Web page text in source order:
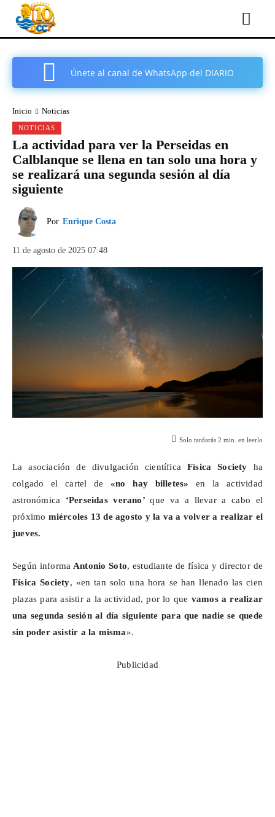
Únete al canal de WhatsApp del DIARIO
Inicio Noticias
NOTICIAS
La actividad para ver la Perseidas en
Calblanque se llena en tan solo una hora y
se realizará una segunda sesión al día
siguiente
Por Enrique Costa
11 de agosto de 2025 07:48
Solo tardarás 2 min. en leerlo
La asociación de divulgación científica FísicaSociety ha
colgado el cartel de«no hay billetes» en la actividad
astronómica ‘Perseidas verano’que va a llevar a cabo el
próximo miércoles 13 de agosto y la va a volver a realizar el
jueves.
Según informa Antonio Soto, estudiante de física y director de
FísicaSociety, «en tan solo una hora se han llenado las cien
plazas para asistir a la actividad, por lo que vamos a realizar
una segunda sesión al día siguiente para que nadie se quede
sin poder asistir a la misma».
Publicidad